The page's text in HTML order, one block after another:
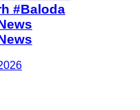
#Baloda